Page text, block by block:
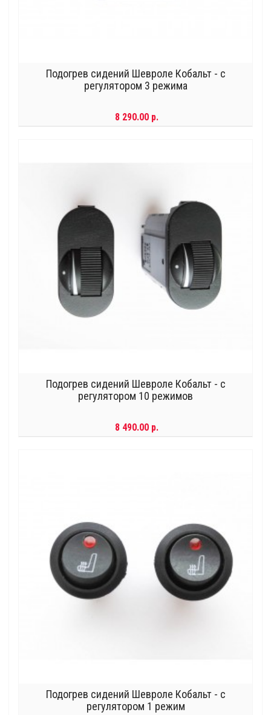
Подогрев сидений Шевроле Кобальт - с
регулятором 3 режима
8 290.00 р.
Подогрев сидений Шевроле Кобальт - с
регулятором 10 режимов
8 490.00 р.
Подогрев сидений Шевроле Кобальт - с
регулятором 1 режим